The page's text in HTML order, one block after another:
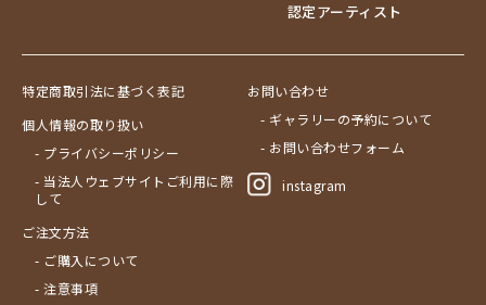
認定アーティスト
特定商取引法に基づく表記
個人情報の取り扱い
- プライバシーポリシー
- 当法人ウェブサイトご利用に際
して
ご注文方法
- ご購入について
- 注意事項
お問い合わせ
- ギャラリーの予約について
- お問い合わせフォーム
instagram